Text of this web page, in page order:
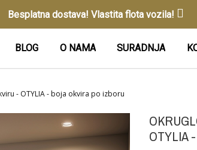
Besplatna dostava! Vlastita flota vozila!
BLOG O NAMA SURADNJA
- OTYLIA - boja okvira po izboru
OTYLIA